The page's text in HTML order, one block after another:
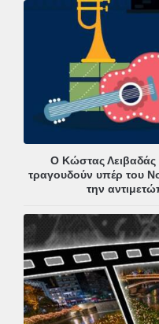
Ο Κώστας
τραγουδούν υπέρ του
την